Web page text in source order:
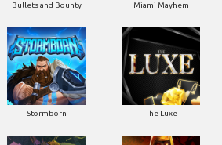
Bullets and Bounty Miami Mayhem
Stormborn The Luxe